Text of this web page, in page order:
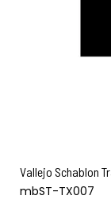
Vallejo Schablon
mbST-TX007